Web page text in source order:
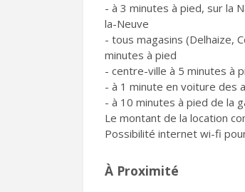
- à 3 minutes à pied, sur la
la-Neuve
- tous magasins (Delhaize,
minutes à pied
- centre-ville à 5 minutes à
- à 1 minute en voiture des
- à 10 minutes à pied de la
Le montant de la location
Possibilité internet wi-fi
À Proximité